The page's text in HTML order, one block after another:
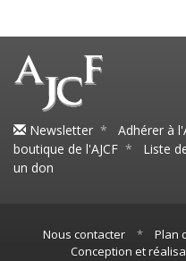
Newsletter * Adhérer à
boutique de l'AJCF * Liste
un don
Nous contacter * Plan
Conception et